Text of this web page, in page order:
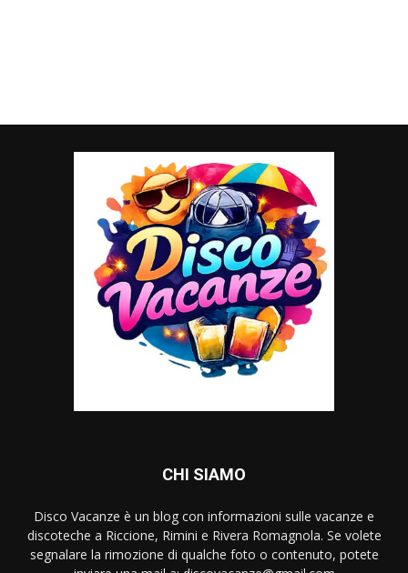
CHI SIAMO
Disco Vacanze è un blog con informazioni sulle vacanze e
discoteche a Riccione, Rimini e Rivera Romagnola. Se volete
segnalare la rimozione di qualche foto o contenuto, potete